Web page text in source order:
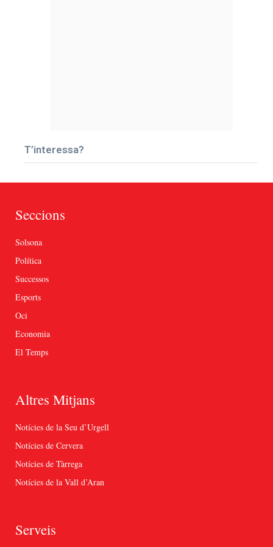
T’interessa?
Seccions
Solsona
Política
Successos
Esports
Oci
Economia
El Temps
Altres Mitjans
Notícies de la Seu d’Urgell
Notícies de Cervera
Notícies de Tàrrega
Notícies de la Vall d’Aran
Serveis